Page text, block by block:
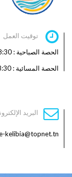
توقيت العمل
الحصة الصباحية : 08:30 إلى 12و30
الحصة المسائية : 13:30 إلى 17و30
البريد
kelibia@topnet.tn